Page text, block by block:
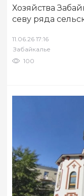
Хозяйства
севу ряда
план. Об этом 11…
11.06.26 17:16
Забайкалье
100